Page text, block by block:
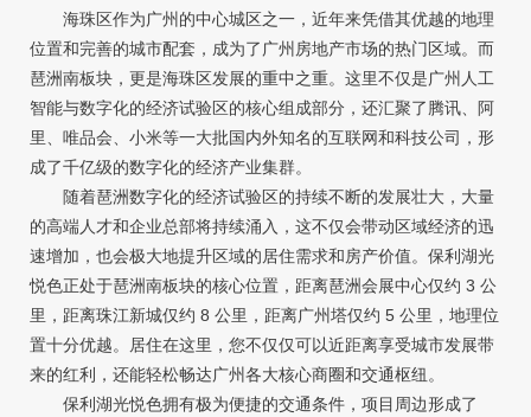
海珠区作为广州的中心城区之一，近年来凭借其优越的地理
位置和完善的城市配套，成为了广州房地产市场的热门区域。而
琶洲南板块，更是海珠区发展的重中之重。这里不仅是广州人工
智能与数字化的经济试验区的核心组成部分，还汇聚了腾讯、阿
里、唯品会、小米等一大批国内外知名的互联网和科技公司，形
成了千亿级的数字化的经济产业集群。
随着琶洲数字化的经济试验区的持续不断的发展壮大，大量
的高端人才和企业总部将持续涌入，这不仅会带动区域经济的迅
速增加，也会极大地提升区域的居住需求和房产价值。保利湖光
悦色正处于琶洲南板块的核心位置，距离琶洲会展中心仅约 3 公
里，距离珠江新城仅约 8 公里，距离广州塔仅约 5 公里，地理位
置十分优越。居住在这里，您不仅仅可以近距离享受城市发展带
来的红利，还能轻松畅达广州各大核心商圈和交通枢纽。
保利湖光悦色拥有极为便捷的交通条件，项目周边形成了